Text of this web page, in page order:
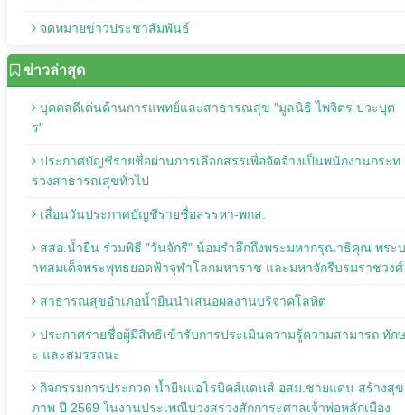
จดหมายข่าวประชาสัมพันธ์
ข่าวล่าสุด
บุคคลดีเด่นด้านการแพทย์และสาธารณสุข "มูลนิธิ ไพจิตร ปวะบุต
ร"
ประกาศบัญชีรายชื่อผ่านการเลือกสรรเพื่อจัดจ้างเป็นพนักงานกระท
รวงสาธารณสุขทั่วไป
เลื่อนวันประกาศบัญชีรายชื่อสรรหา-พกส.
สสอ.น้ำยืน ร่วมพิธี "วันจักรี" น้อมรำลึกถึงพระมหากรุณาธิคุณ พระบ
าทสมเด็จพระพุทธยอดฟ้าจุฬาโลกมหาราช และมหาจักรีบรมราชวงศ์
สาธารณสุขอำเภอน้ำยืนนำเสนอผลงานบริจาคโลหิต
ประกาศรายชื่อผู้มีสิทธิเข้ารับการประเมินความรู้ความสามารถ ทักษ
ะ และสมรรถนะ
กิจกรรมการประกวด น้ำยืนแอโรบิคส์แดนส์ อสม.ชายแดน สร้างสุข
ภาพ ปี 2569 ในงานประเพณีบวงสรวงสักการะศาลเจ้าพ่อหลักเมือง